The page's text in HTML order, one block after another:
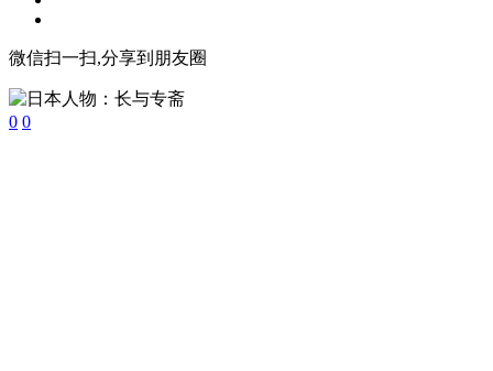
微信扫一扫,分享到朋友圈
0 0